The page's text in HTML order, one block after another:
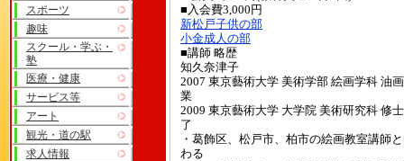
スポーツ
趣味
スクール・学ぶ・
塾
医療・健康
サービス等
アート
観光・道の駅
求人情報
■入会費3,000円
新松戸子供の部
小金成人の部
■講師 略歴
知久奈津子
2007 東京藝術大学 美術学部 絵画学科 油
業
2009 東京藝術大学 大学院 美術研究科 修
了
・葛飾区、松戸市、柏市の絵画教室講師
わる